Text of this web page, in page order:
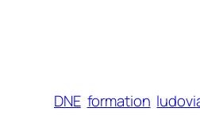
DNE formation